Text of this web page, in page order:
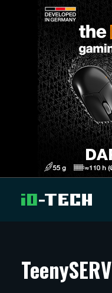
ARTIKKELIT
TeenySERV